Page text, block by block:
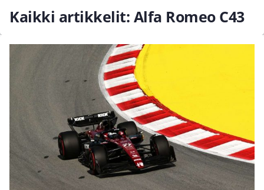
Kaikki artikkelit: Alfa Romeo C43